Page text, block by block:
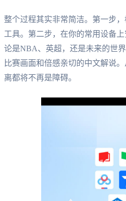
整个过程其实非常简洁。第一步
工具。第二步，在你的常用设备
论是NBA、英超，还是未来的世
比赛画面和倍感亲切的中文解说
离都将不再是障碍。